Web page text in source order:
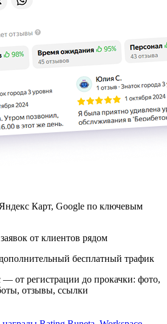
Карт, Google по ключевым
от клиентов рядом
бесплатный трафик
— от регистрации до прокачки: фото,
отзывы, ссылки